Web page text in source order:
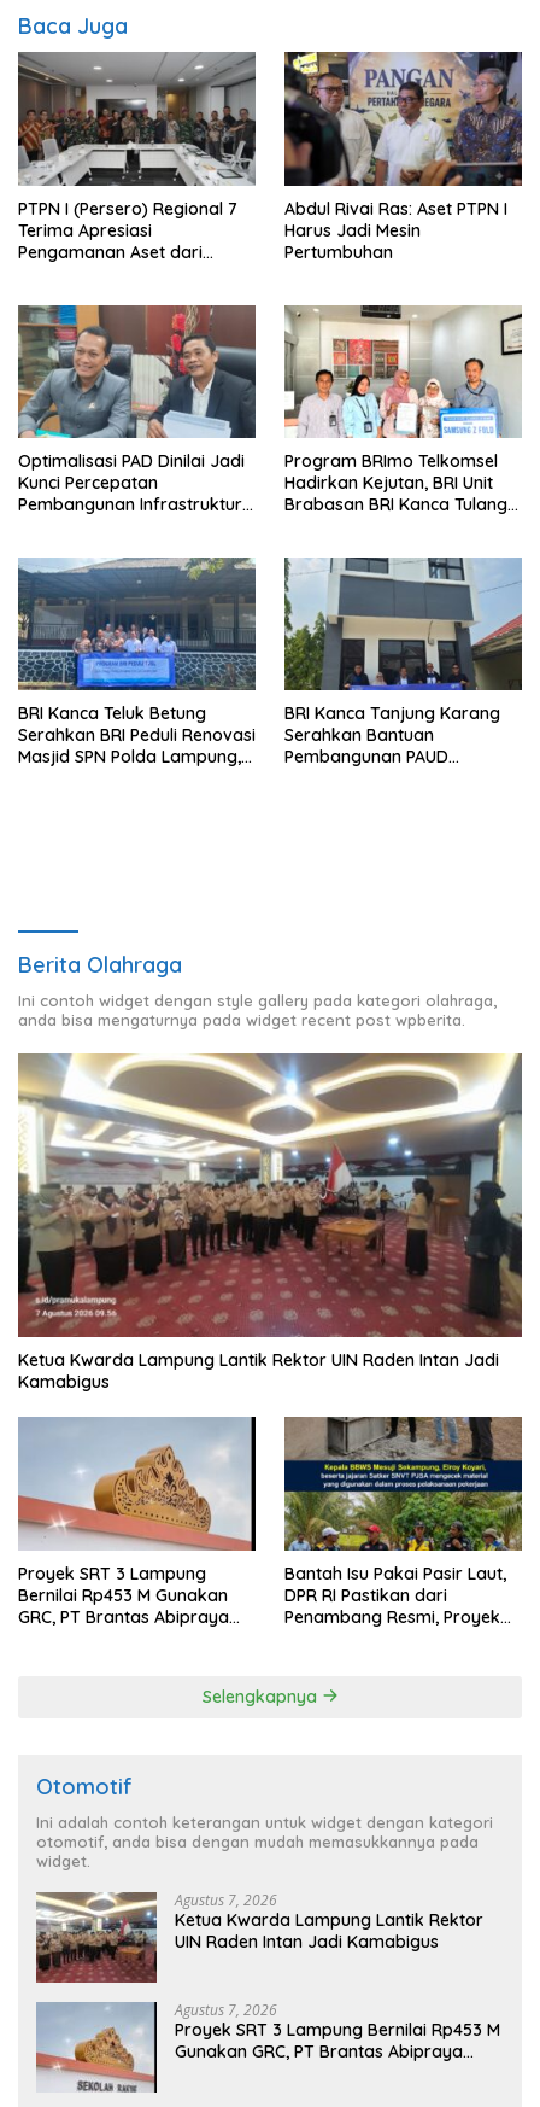
Baca Juga
PTPN I (Persero) Regional 7
Terima Apresiasi
Pengamanan Aset dari
Abdul Rivai Ras: Aset PTPN I
Harus Jadi Mesin
Pertumbuhan
Optimalisasi PAD Dinilai Jadi
Kunci Percepatan
Pembangunan Infrastruktur
Program BRImo Telkomsel
Hadirkan Kejutan, BRI Unit
Brabasan BRI Kanca Tulang
Mesuji
BRI Kanca Teluk Betung
Serahkan BRI Peduli Renovasi
Masjid SPN Polda Lampung,
BRI Kanca Tanjung Karang
Serahkan Bantuan
Pembangunan PAUD
Berita Olahraga
Ini contoh widget dengan style gallery pada kategori olahraga,
anda bisa mengaturnya pada widget recent post wpberita.
Ketua Kwarda Lampung Lantik Rektor UIN Raden Intan Jadi
Kamabigus
Proyek SRT 3 Lampung
Bernilai Rp453 M Gunakan
GRC, PT Brantas Abipraya
Bantah Isu Pakai Pasir Laut,
DPR RI Pastikan dari
Penambang Resmi, Proyek
Selengkapnya
Otomotif
Ini adalah contoh keterangan untuk widget dengan kategori
otomotif, anda bisa dengan mudah memasukkannya pada
widget.
Agustus 7, 2026
Ketua Kwarda Lampung Lantik Rektor
UIN Raden Intan Jadi Kamabigus
Agustus 7, 2026
Proyek SRT 3 Lampung Bernilai Rp453 M
Gunakan GRC, PT Brantas Abipraya